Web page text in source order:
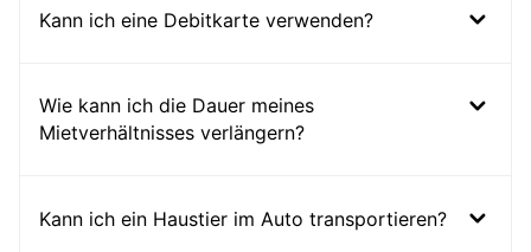
Kann ich eine Debitkarte verwenden?
Wie kann ich die Dauer meines
Mietverhältnisses verlängern?
Kann ich ein Haustier im Auto transportieren?